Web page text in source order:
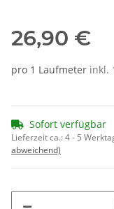
26,90 €
pro 1 Laufmeter inkl.
Sofort verfügbar
Lieferzeit ca.:4 - 5
abweichend)